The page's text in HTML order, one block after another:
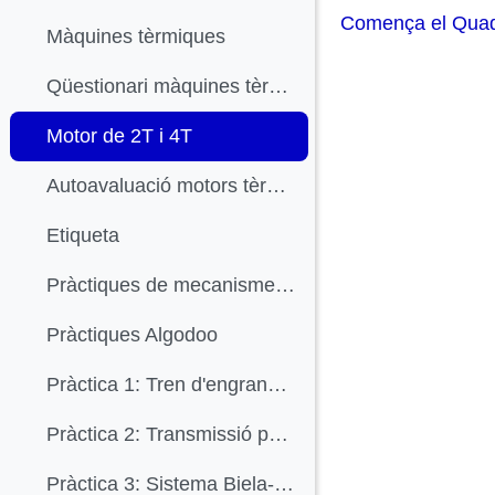
Màquines tèrmiques
Qüestionari màquines tèrmiques (Individual)
Motor de 2T i 4T
Autoavaluació motors tèrmics
Etiqueta
Pràctiques de mecanismes (opció virtual)
Pràctiques Algodoo
Pràctica 1: Tren d'engranatges
Pràctica 2: Transmissió per corretja
Pràctica 3: Sistema Biela-Manovella
Comença el